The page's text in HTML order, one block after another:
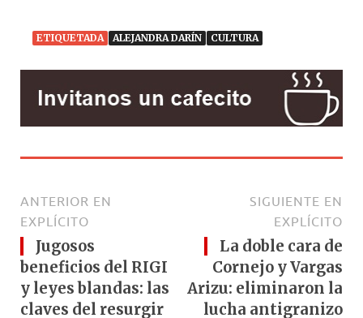
ETIQUETADA ALEJANDRA DARÍN CULTURA
ANTERIOR EN
EXPLÍCITO
Jugosos
beneficios del RIGI
y leyes blandas: las
claves del resurgir
SIGUIENTE EN
EXPLÍCITO
La doble cara de
Cornejo y Vargas
Arizu: eliminaron la
lucha antigranizo